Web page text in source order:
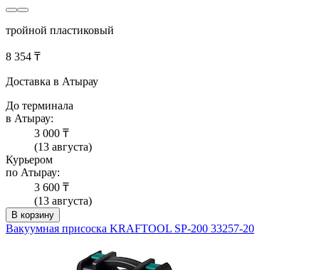
тройной пластиковый
8 354 ₸
Доставка в Атырау
До терминала
в Атырау:
3 000 ₸
(13 августа)
Курьером
по Атырау:
3 600 ₸
(13 августа)
В корзину
Вакуумная присоска KRAFTOOL SP-200 33257-20